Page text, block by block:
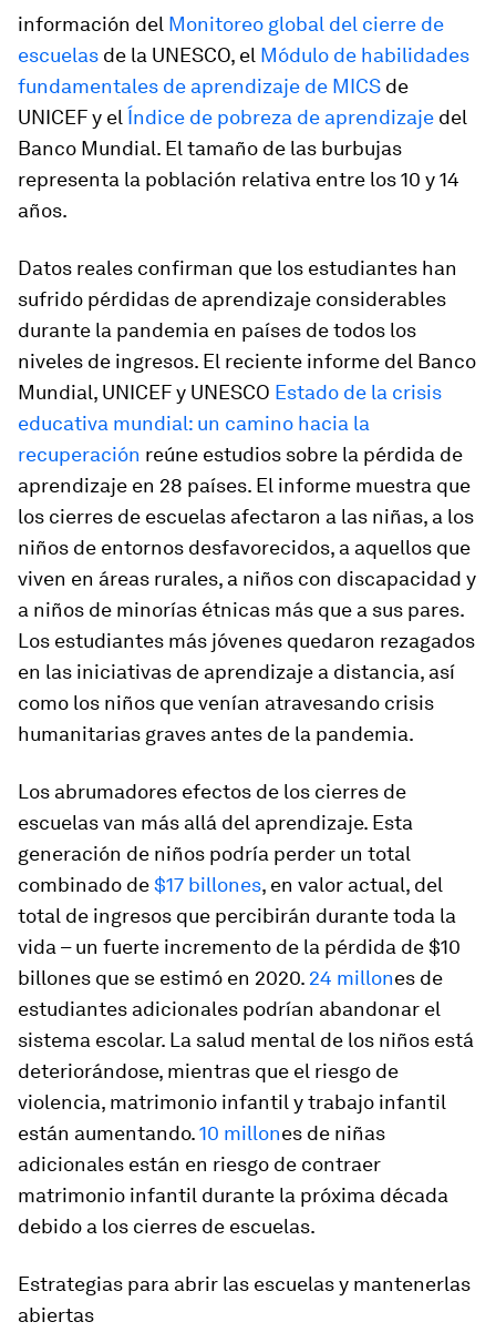
información del Monitoreo global del cierre de
escuelas de la UNESCO, el Módulo de habilidades
fundamentales de aprendizaje de MICS de
UNICEF y el Índice de pobreza de aprendizaje del
Banco Mundial. El tamaño de las burbujas
representa la población relativa entre los 10 y 14
años.
Datos reales confirman que los estudiantes han
sufrido pérdidas de aprendizaje considerables
durante la pandemia en países de todos los
niveles de ingresos. El reciente informe del Banco
Mundial, UNICEF y UNESCO Estado de la crisis
educativa mundial: un camino hacia la
recuperación reúne estudios sobre la pérdida de
aprendizaje en 28 países. El informe muestra que
los cierres de escuelas afectaron a las niñas, a los
niños de entornos desfavorecidos, a aquellos que
viven en áreas rurales, a niños con discapacidad y
a niños de minorías étnicas más que a sus pares.
Los estudiantes más jóvenes quedaron rezagados
en las iniciativas de aprendizaje a distancia, así
como los niños que venían atravesando crisis
humanitarias graves antes de la pandemia.
Los abrumadores efectos de los cierres de
escuelas van más allá del aprendizaje. Esta
generación de niños podría perder un total
combinado de$17 billones, en valor actual, del
total de ingresos que percibirán durante toda la
vida – un fuerte incremento de la pérdida de $10
billones que se estimó en 2020. 24 millones de
estudiantes adicionales podrían abandonar el
sistema escolar. La salud mental de los niños está
deteriorándose, mientras que el riesgo de
violencia, matrimonio infantil y trabajo infantil
están aumentando.10 millones de niñas
adicionales están en riesgo de contraer
matrimonio infantil durante la próxima década
debido a los cierres de escuelas.
Estrategias para abrir las escuelas y mantenerlas
abiertas